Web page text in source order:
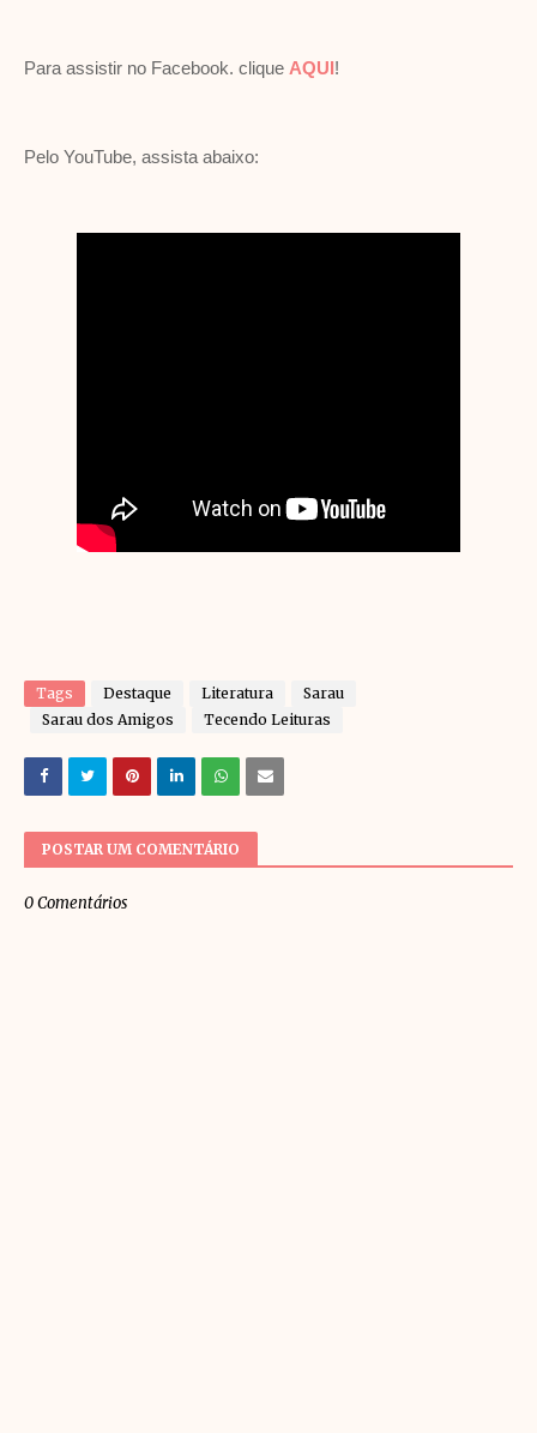
Para assistir no Facebook. clique AQUI!
Pelo YouTube, assista abaixo:
Tags Destaque Literatura
Sarau
Sarau dos Amigos
Tecendo Leituras
POSTAR UM COMENTÁRIO
0 Comentários